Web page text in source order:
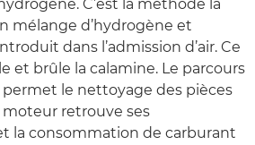
C’est la méthode la
mélange d’hydrogène et
dans l’admission d’air. Ce
et brûle la calamine. Le parcours
permet le nettoyage des pièces
retrouve ses
la consommation de carburant